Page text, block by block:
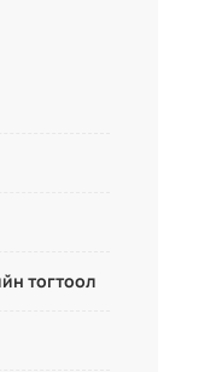
тогтоол